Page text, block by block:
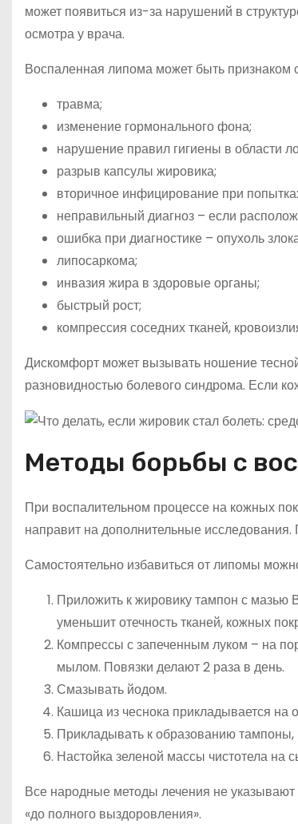
может появиться из-за нарушений в
осмотра у врача.
Воспаленная липома может быть признаком
травма;
изменение гормонального фона;
нарушение правил гигиены в области
разрыв капсулы жировика;
вторичное инфицирование при
неправильный диагноз – если
ошибка при диагностике – опухоль
липосаркома;
инвазия жира в здоровые органы;
быстрый рост;
компрессия соседних тканей,
Дискомфорт может вызывать ношение
разновидностью болевого синдрома. Если
Методы борьбы с
При воспалительном процессе на кожных
направит на дополнительные
Самостоятельно избавиться от липомы
Приложить к жировику тампон с мазью
уменьшит отечность тканей, кожных
Компрессы с запеченным луком – на
мылом. Повязки делают 2 раза в день.
Смазывать йодом.
Кашица из чеснока прикладывается на
Прикладывать к образованию
Настойка зеленой массы чистотела на
Все народные методы лечения не
«до полного выздоровления».